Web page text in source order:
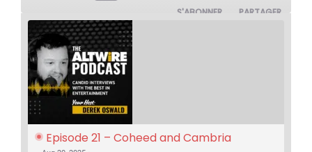
S'ABONNER PARTAGER
Episode 21 – Coheed and Cambria